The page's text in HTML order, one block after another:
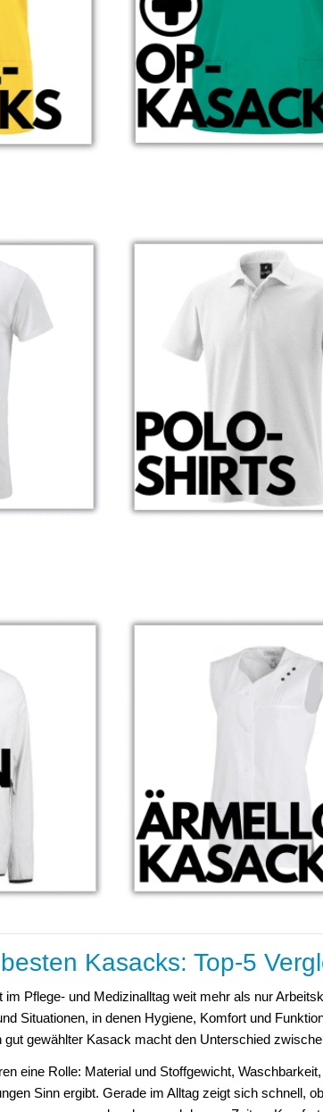
Kasacks: Top-5
im Pflege- und Medizinalltag weit mehr als nur
Situationen, in denen Hygiene, Komfort und
gewählter Kasack macht den Unterschied
eine Rolle: Material und Stoffgewicht,
Sinn ergibt. Gerade im Alltag zeigt sich schnell,